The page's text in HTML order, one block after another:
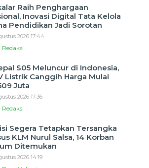
Raih Penghargaan
Inovasi Digital Tata Kelola
Pendidikan Jadi Sorotan
2026 17:44
Redaksi
S05 Meluncur di Indonesia,
Listrik Canggih Harga Mulai
Juta
2026 17:36
Redaksi
Segera Tetapkan Tersangka
KLM Nurul Salsa, 14 Korban
Ditemukan
2026 14:19